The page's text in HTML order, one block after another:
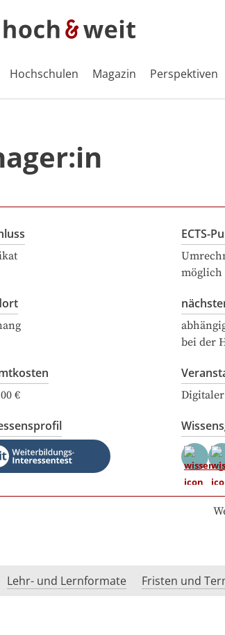
Hochschulen Magazin Perspektiven
ECTS-
möglich
bei der
€
Lehr- und Lernformate Fristen und